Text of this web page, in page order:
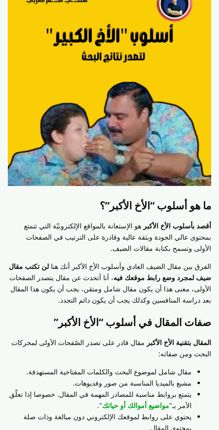
ما هو أسلوب “الأخ الأكبر”؟
أقصد بأسلوب الأخ الأكبر هو الإستعانة بالمواقع الإلكترونيّة التي تتمتع
بمحتوى عالي الجودة وبثقة عالية وقادرة على الترتيب في الصفحات
الأولى وتسمح بكتابة مقالات الضيف.
الفرق بين مقال الضيف العادي وأسلوب الأخ الأكبر أنك هنا لن تكتب مقال
ضيف لمجرد وضع رابط موقعك فيه، أنا أتحدث عن مقال يتصدر الصفحات
الأولى، معنى هذا أن يكون مقال شامل ومتقن، يجب أن يكون هذا المقال
بعد دراسة المنافسين وكذلك يجب أن يكون دائم التجدد.
صفات المقال في أسلوب “الأخ الأكبر”
المقال بتقنية الأخ الأكبر مقال قادر على تصدر الصّفحات الأولى لمحركات
البحث ومن صفاته:
مقال شامل لموضوع البحث والكلمات المفتاحية المستهدفة.
مشبع بالميديا المناسبة من صور وفديوهات.
يتمتع بروابط مناسبة للمصادر المهمة في المقال. خصوصا إذا تعلّق
الأمر بـ"مواضيع أموالك أو حياتك".
يحتوي على روابط لموقعك الإلكتروني دون مبالغة وذات صلة
بمحتوى المقال.